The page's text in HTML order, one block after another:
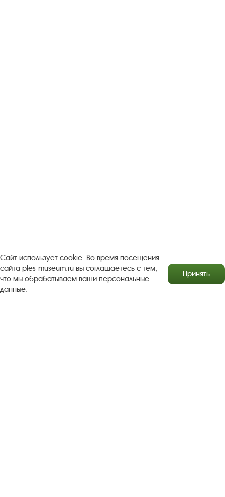
Антикоррупционная деятельность
Сайт использует cookie. Во время посещения
сайта ples-museum.ru вы соглашаетесь с тем,
что мы обрабатываем ваши персональные
данные.
Принять